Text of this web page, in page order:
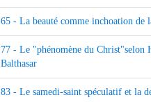
65 - La beauté comme inchoation de
77 - Le "phénomène du Christ"selon
Balthasar
83 - Le samedi-saint spéculatif et la